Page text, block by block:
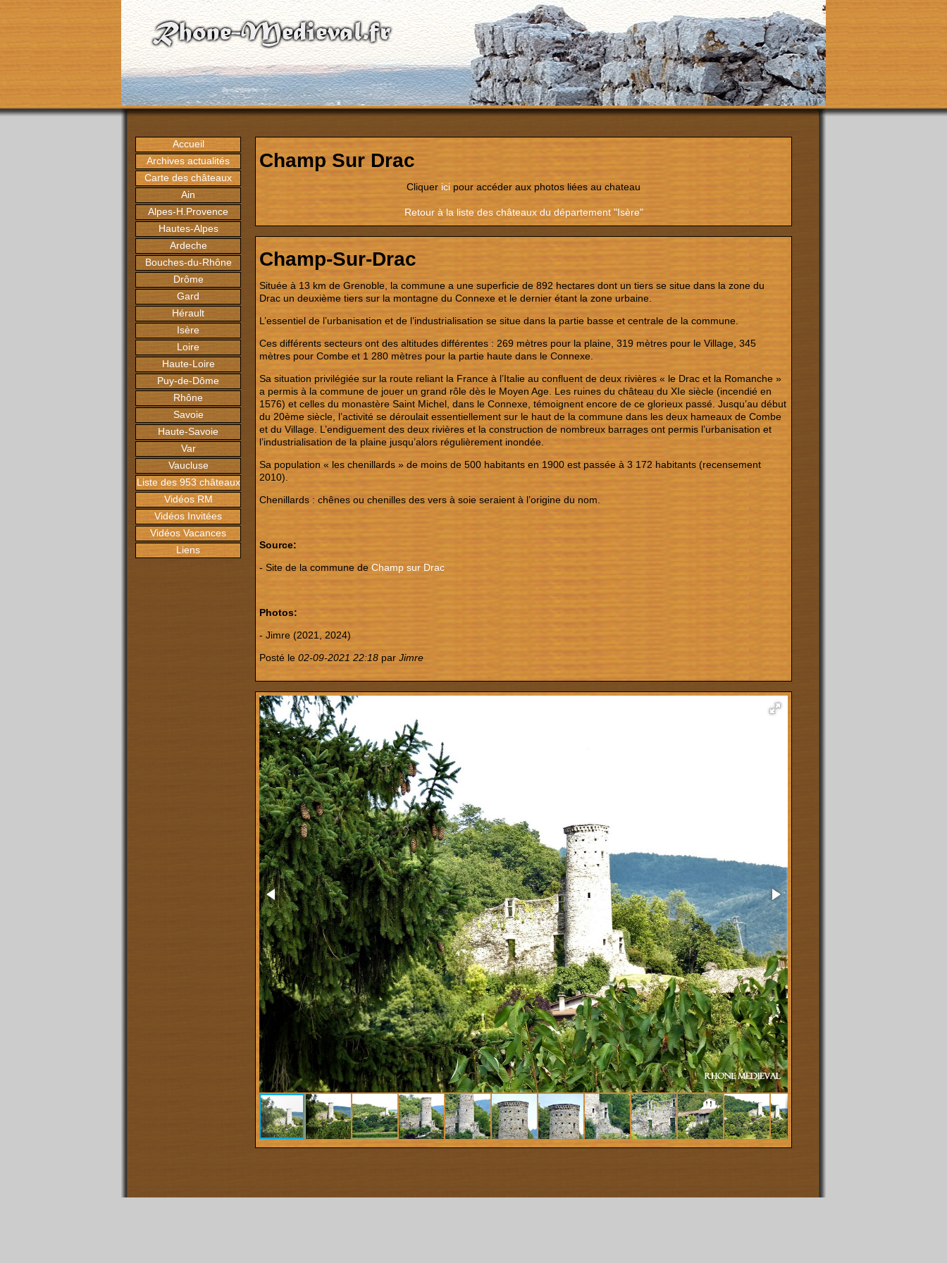
Accueil
Archives actualités
Carte des châteaux
Ain
Alpes-H.Provence
Hautes-Alpes
Ardeche
Bouches-du-Rhône
Drôme
Gard
Hérault
Isère
Loire
Haute-Loire
Puy-de-Dôme
Rhône
Savoie
Haute-Savoie
Var
Vaucluse
Liste des 953 châteaux
Vidéos RM
Vidéos Invitées
Vidéos Vacances
Liens
Champ Sur Drac
Cliquer ici pour accéder aux photos liées au chateau
Retour à la liste des châteaux du département "Isère"
Champ-Sur-Drac
Située à 13 km de Grenoble, la commune a une superficie de 892 hectares dont un tiers se situe dans la zone du
Drac un deuxième tiers sur la montagne du Connexe et le dernier étant la zone urbaine.
L’essentiel de l’urbanisation et de l’industrialisation se situe dans la partie basse et centrale de la commune.
Ces différents secteurs ont des altitudes différentes : 269 mètres pour la plaine, 319 mètres pour le Village, 345
mètres pour Combe et 1 280 mètres pour la partie haute dans le Connexe.
Sa situation privilégiée sur la route reliant la France à l’Italie au confluent de deux rivières « le Drac et la Romanche »
a permis à la commune de jouer un grand rôle dès le Moyen Age. Les ruines du château du XIe siècle (incendié en
1576) et celles du monastère Saint Michel, dans le Connexe, témoignent encore de ce glorieux passé. Jusqu’au début
du 20ème siècle, l’activité se déroulait essentiellement sur le haut de la commune dans les deux hameaux de Combe
et du Village. L’endiguement des deux rivières et la construction de nombreux barrages ont permis l’urbanisation et
l’industrialisation de la plaine jusqu’alors régulièrement inondée.
Sa population « les chenillards » de moins de 500 habitants en 1900 est passée à 3 172 habitants (recensement
2010).
Chenillards : chênes ou chenilles des vers à soie seraient à l’origine du nom.
Source:
- Site de la commune de Champ sur Drac
Photos:
- Jimre (2021, 2024)
Posté le 02-09-2021 22:18 par Jimre